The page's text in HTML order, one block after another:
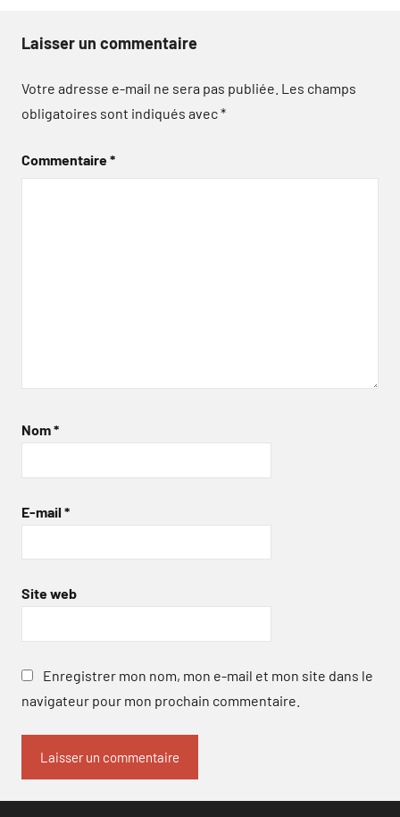
Laisser un commentaire
Votre adresse e-mail ne sera pas publiée. Les champs
obligatoires sont indiqués avec*
Commentaire*
Nom*
E-mail *
Site web
Enregistrer mon nom, mon e-mail et mon site dans le
navigateur pour mon prochain commentaire.